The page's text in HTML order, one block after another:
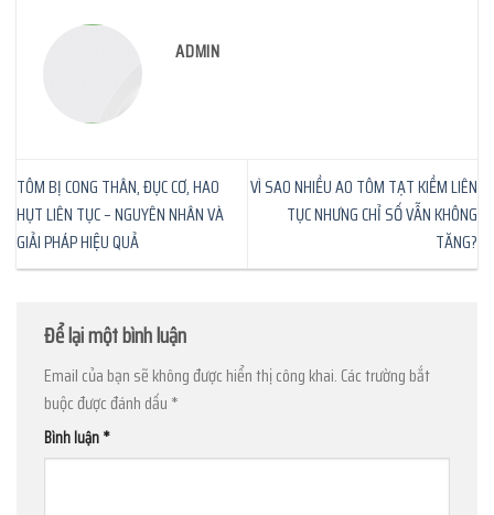
ADMIN
TÔM BỊ CONG THÂN, ĐỤC CƠ, HAO
HỤT LIÊN TỤC – NGUYÊN NHÂN VÀ
GIẢI PHÁP HIỆU QUẢ
VÌ SAO NHIỀU AO TÔM TẠT KIỀM LIÊN
TỤC NHƯNG CHỈ SỐ VẪN KHÔNG
TĂNG?
Để lại một bình luận
Email của bạn sẽ không được hiển thị công khai. Các trường bắt
buộc được đánh dấu *
Bình luận*